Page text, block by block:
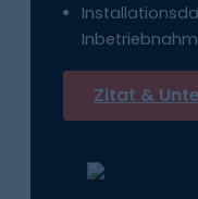
Zitat &